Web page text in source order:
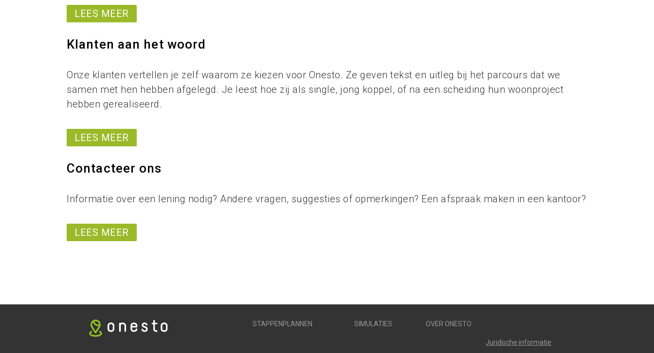
LEES MEER
Klanten aan het woord
Onze klanten vertellen je zelf waarom ze kiezen voor Onesto. Ze geven tekst en uitleg bij het parcours dat we
samen met hen hebben afgelegd. Je leest hoe zij als single, jong koppel, of na een scheiding hun woonproject
hebben gerealiseerd.
LEES MEER
Contacteer ons
Informatie over een lening nodig? Andere vragen, suggesties of opmerkingen? Een afspraak maken in een kantoor?
LEES MEER
STAPPENPLANNEN SIMULATIES OVER ONESTO
Juridische informatie